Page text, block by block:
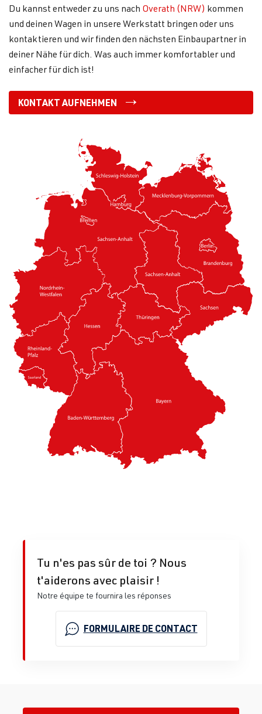
Du kannst entweder zu uns nach Overath (NRW) kommen
und deinen Wagen in unsere Werkstatt bringen oder uns
kontaktieren und wir finden den nächsten Einbaupartner in
deiner Nähe für dich. Was auch immer komfortabler und
einfacher für dich ist!
KONTAKT AUFNEHMEN
Tu n'es pas sûr de toi ? Nous
t'aiderons avec plaisir !
Notre équipe te fournira les réponses
FORMULAIRE DE CONTACT